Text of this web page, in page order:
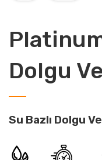
Dolgu
Su Bazlı Dolgu